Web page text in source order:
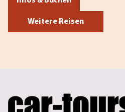
Weitere Reisen